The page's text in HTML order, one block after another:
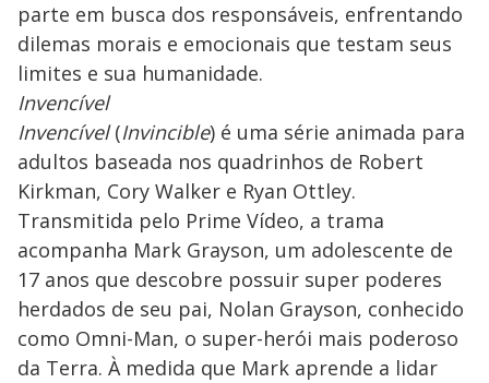
parte em busca dos responsáveis, enfrentando
dilemas morais e emocionais que testam seus
limites e sua humanidade.
Invencível
Invencível(Invincible) é uma série animada para
adultos baseada nos quadrinhos de Robert
Kirkman, Cory Walker e Ryan Ottley.
Transmitida pelo Prime Vídeo, a trama
acompanha Mark Grayson, um adolescente de
17 anos que descobre possuir super poderes
herdados de seu pai, Nolan Grayson, conhecido
como Omni-Man, o super-herói mais poderoso
da Terra. À medida que Mark aprende a lidar